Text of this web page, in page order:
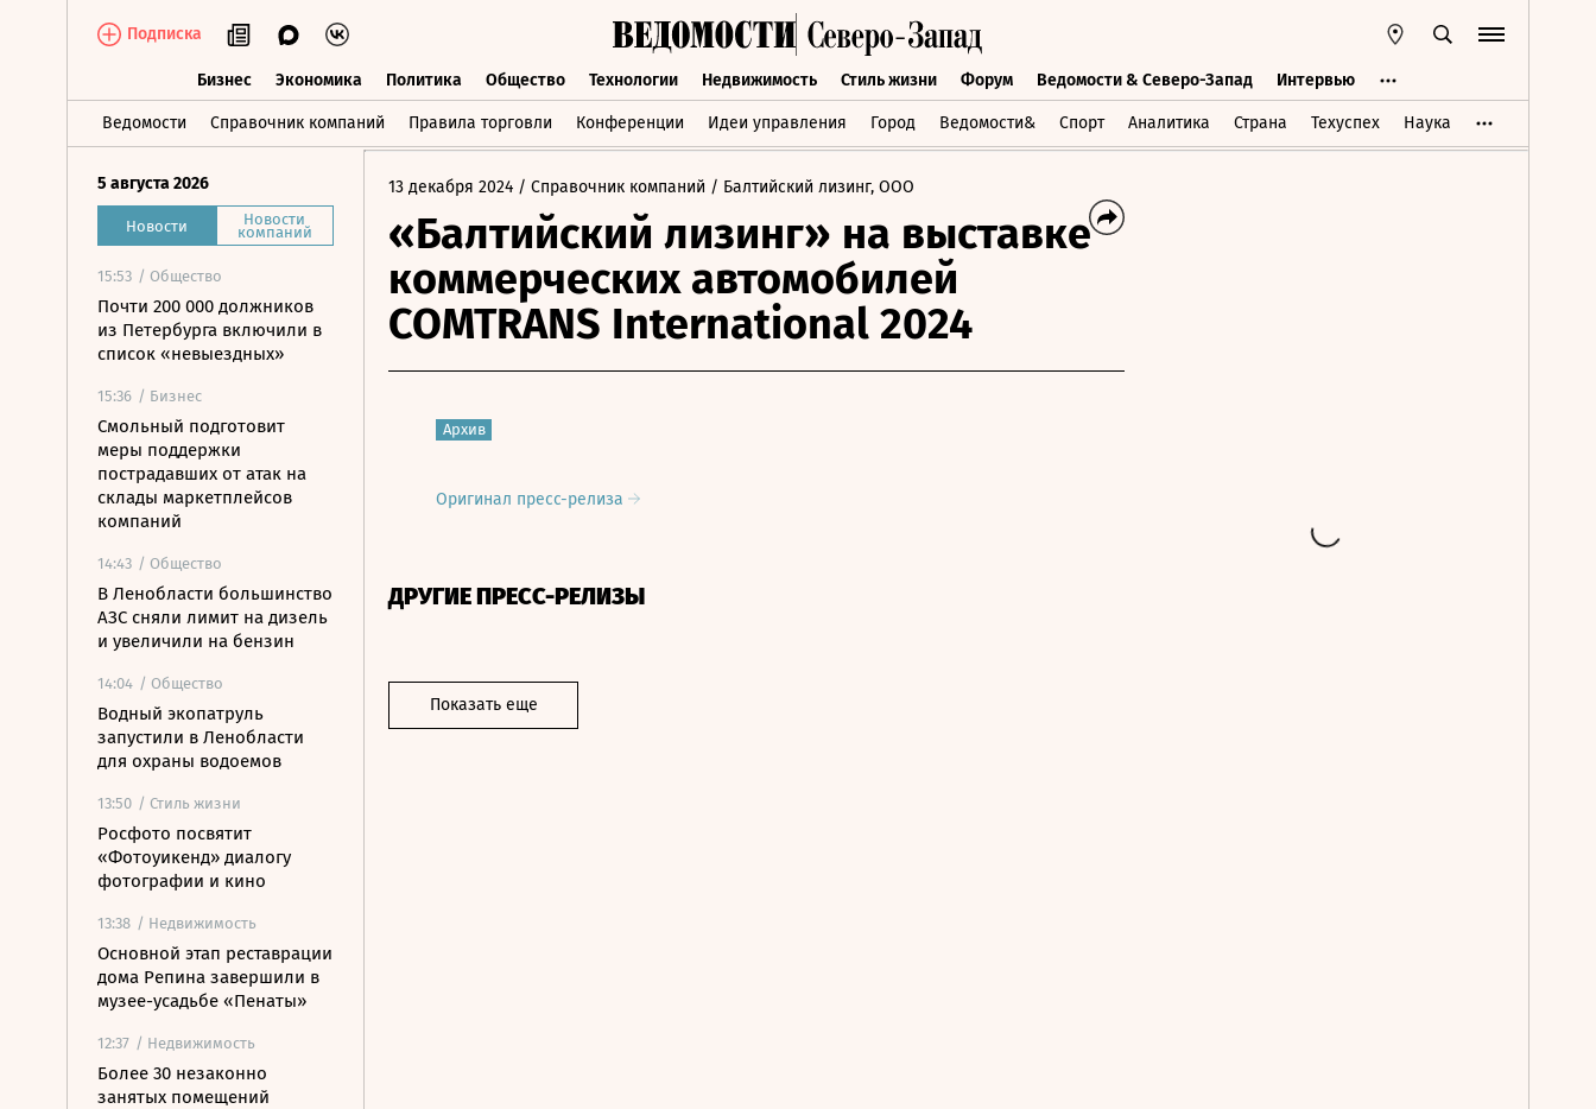
Подписка
Бизнес Экономика Политика Общество Технологии Недвижимость Стиль жизни Форум Ведомости & Северо-Запад Интервью
Ведомости Справочник компаний Правила торговли Конференции Идеи управления Город Ведомости& Спорт Аналитика Страна Техуспех Наука
Бизнес Экономика Политика Общество Технологии Недвижимость Стиль жизни Форум Ведомости & Северо-Запад Интервью
5 августа 2026
Новости Новости
компаний
15:53 / Общество
Почти 200 000 должников
из Петербурга включили в
список «невыездных»
15:36 / Бизнес
Смольный подготовит
меры поддержки
пострадавших от атак на
склады маркетплейсов
компаний
14:43 / Общество
В Ленобласти большинство
АЗС сняли лимит на дизель
и увеличили на бензин
14:04 / Общество
Водный экопатруль
запустили в Ленобласти
для охраны водоемов
13:50 / Стиль жизни
Росфото посвятит
«Фотоуикенд» диалогу
фотографии и кино
13:38 / Недвижимость
Основной этап реставрации
дома Репина завершили в
музее-усадьбе «Пенаты»
12:37 / Недвижимость
Более 30 незаконно
занятых помещений
13 декабря 2024 / Справочник компаний / Балтийский лизинг, ООО
«Балтийский лизинг» на выставке
коммерческих автомобилей
COMTRANS International 2024
Архив
Оригинал пресс-релиза
ДРУГИЕ ПРЕСС-РЕЛИЗЫ
Показать еще